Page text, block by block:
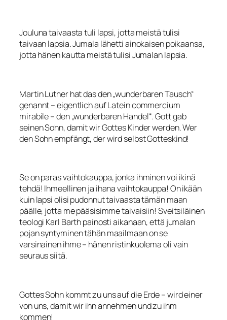
Jouluna taivaasta tuli lapsi, jotta meistä tulisi
taivaan lapsia. Jumala lähetti ainokaisen poikaansa,
jotta hänen kautta meistä tulisi Jumalan lapsia.
Martin Luther hat das den „wunderbaren Tausch“
genannt – eigentlich auf Latein commercium
mirabile – den „wunderbaren Handel“. Gott gab
seinen Sohn, damit wir Gottes Kinder werden. Wer
den Sohn empfängt, der wird selbst Gotteskind!
Se on paras vaihtokauppa, jonka ihminen voi ikinä
tehdä! Ihmeellinen ja ihana vaihtokauppa! On ikään
kuin lapsi olisi pudonnut taivaasta tämän maan
päälle, jotta me pääsisimme taivaisiin! Sveitsiläinen
teologi Karl Barth painosti aikanaan, että jumalan
pojan syntyminen tähän maailmaan on se
varsinainen ihme – hänen ristinkuolema oli vain
seuraus siitä.
Gottes Sohn kommt zu uns auf die Erde – wird einer
von uns, damit wir ihn annehmen und zu ihm
kommen!